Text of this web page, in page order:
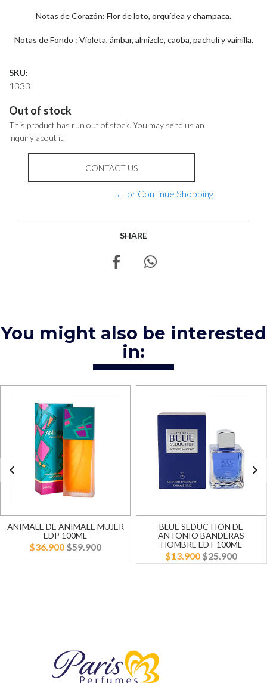
Notas de Corazón: Flor de loto, orquídea y champaca.
Notas de Fondo : Violeta, ámbar, almizcle, caoba, pachulí y vainilla.
SKU:
1333
Out of stock
This product has run out of stock. You may send us an
inquiry about it.
CONTACT US
← or Continue Shopping
SHARE
You might also be interested
in:
ANIMALE DE ANIMALE MUJER
EDP 100ML
$36.900$59.900
BLUE SEDUCTION DE
ANTONIO BANDERAS
HOMBRE EDT 100ML
$13.900$25.900